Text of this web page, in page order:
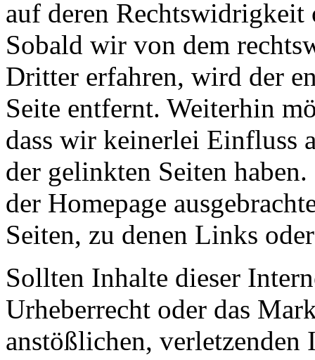
auf deren
Sobald wir von dem
Dritter erfahren, wird der
Seite entfernt. Weiterhin
dass wir keinerlei Einfluss
der gelinkten Seiten
der Homepage
Seiten, zu denen Links
Sollten Inhalte dieser
Urheberrecht oder das
anstößlichen,